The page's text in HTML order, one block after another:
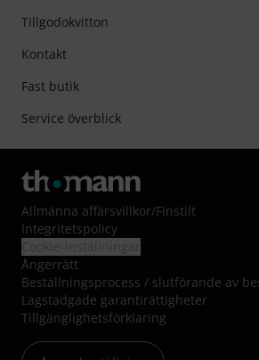
Tillgodokvitton
Kontakt
Fast butik
Service överblick
Allmänna affärsvillkor/Finstilt
Integritetspolicy
Ångerrätt
Beställningsprocess / slutförande av
Lagstadgade garantirättigheter
Tillgänglighetsförklaring